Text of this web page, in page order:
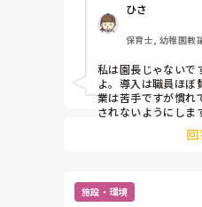
ひさ
保育士, 幼稚園教
私は園長じゃないで
よ。導入は職員ほぼ
業は苦手ですが慣れ
されないようにしま
施設・環境